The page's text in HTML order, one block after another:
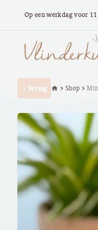
Op een werkdag voor
chevron_left Terug home chevron_right Shop chevron_right